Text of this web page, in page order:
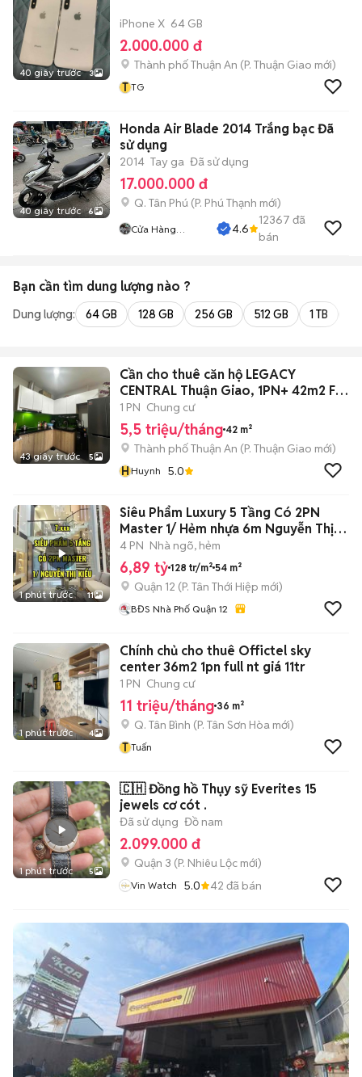
40 giây trước 3
iPhone X 64 GB
2.000.000 đ
Thành phố Thuận An (P. Thuận Giao mới)
T TG
40 giây trước 6
Honda Air Blade 2014 Trắng bạc Đã
sử dụng
2014 Tay ga Đã sử dụng
17.000.000 đ
Q. Tân Phú (P. Phú Thạnh mới)
Cửa Hàng
4.6
12367 đã
bán
Bạn cần tìm dung lượng nào ?
Dung lượng: 64 GB 128 GB 256 GB 512 GB 1 TB
43 giây trước 5
Cần cho thuê căn hộ LEGACY
CENTRAL Thuận Giao, 1PN+ 42m2 Full
nội thất
1 PN Chung cư
5,5 triệu/tháng 42 m²
Thành phố Thuận An (P. Thuận Giao mới)
HHuynh 5.0
1 phút trước 11
Siêu Phẩm Luxury 5 Tầng Có 2PN
Master 1/ Hẻm nhựa 6m Nguyễn Thị
Kiểu
4 PN Nhà ngõ, hẻm
6,89 tỷ 128 tr/m² 54 m²
Quận 12 (P. Tân Thới Hiệp mới)
BĐS Nhà Phố Quận 12
1 phút trước 4
Chính chủ cho thuê Offictel sky
center 36m2 1pn full nt giá 11tr
1 PN Chung cư
11 triệu/tháng 36 m²
Q. Tân Bình (P. Tân Sơn Hòa mới)
T Tuấn
1 phút trước 5
🇨🇭 Đồng hồ Thụy sỹ Everites 15
jewels cơ cót .
Đã sử dụng Đồ nam
2.099.000 đ
Quận 3 (P. Nhiêu Lộc mới)
Vin Watch 5.0 42 đã bán